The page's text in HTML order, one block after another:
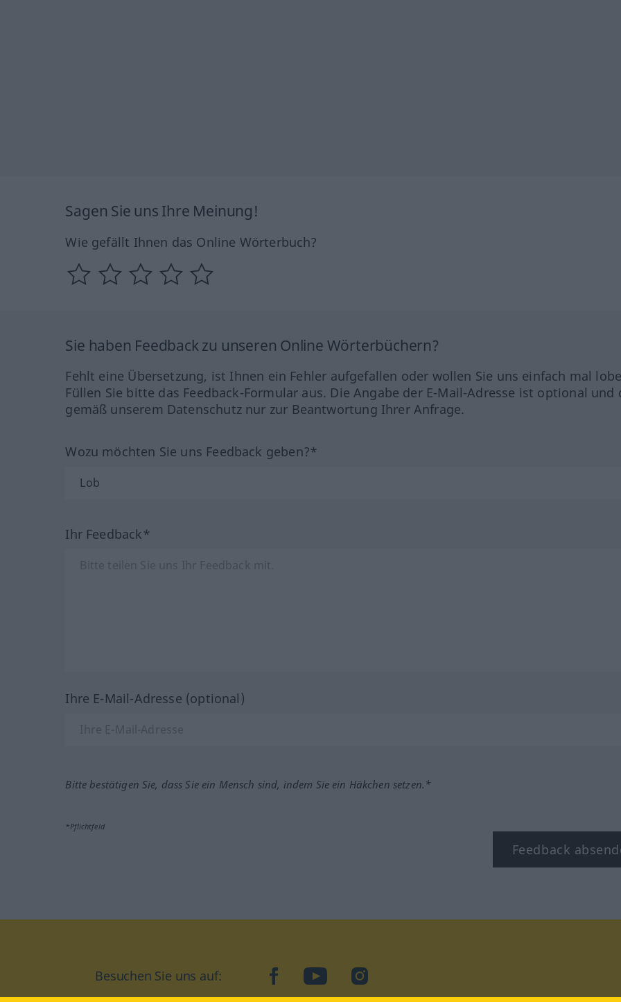
Sagen Sie uns Ihre Meinung!
Wie gefällt Ihnen das Online Wörterbuch?
Sie haben Feedback zu unseren Online Wörterbüchern?
Fehlt eine Übersetzung, ist Ihnen ein Fehler aufgefallen oder wollen Sie uns einfach mal
Füllen Sie bitte das Feedback-Formular aus. Die Angabe der E-Mail-Adresse ist optional und
gemäß unserem Datenschutz nur zur Beantwortung Ihrer Anfrage.
Wozu möchten Sie uns Feedback geben?*
Ihr Feedback*
Ihre E-Mail-Adresse (optional)
Bitte bestätigen Sie, dass Sie ein Mensch sind, indem Sie ein Häkchen setzen.*
*Pflichtfeld
Feedback
Besuchen Sie uns auf: facebookYouTubeInstagram